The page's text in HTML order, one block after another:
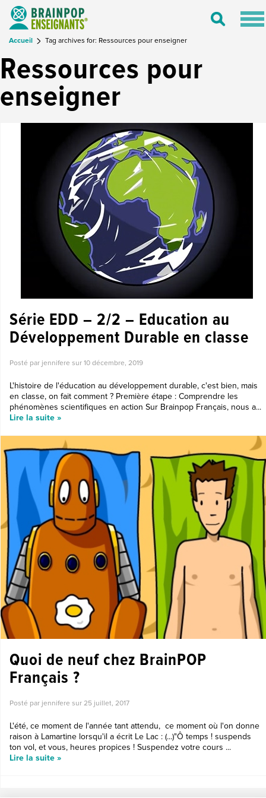
Toggle
Accueil Tag archives for: Ressources pour enseigner
Ressources pour
enseigner
Série EDD – 2/2 – Education au
Développement Durable en classe
Posté par jennifere sur 10 décembre, 2019
L'histoire de l'éducation au développement durable, c'est bien, mais
en classe, on fait comment ? Première étape : Comprendre les
phénomènes scientifiques en action Sur Brainpop Français, nous a...
Lire la suite »
Quoi de neuf chez BrainPOP
Français ?
Posté par jennifere sur 25 juillet, 2017
L'été, ce moment de l'année tant attendu, ce moment où l'on donne
raison à Lamartine lorsqu'il a écrit Le Lac : (...)"Ô temps ! suspends
ton vol, et vous, heures propices ! Suspendez votre cours ...
Lire la suite »